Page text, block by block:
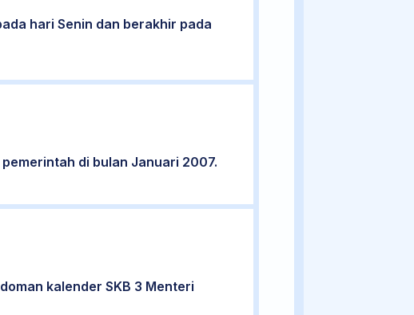
hari Senin dan berakhir pada
di bulan Januari 2007.
kalender SKB 3 Menteri